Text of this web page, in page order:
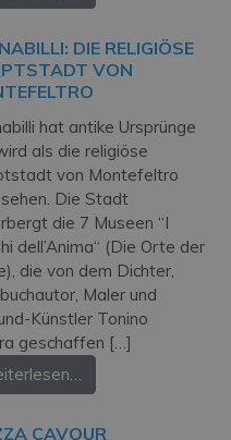
DIE RELIGIÖSE
VON
hat antike Ursprünge
als die religiöse
von Montefeltro
Die Stadt
die 7 Museen “I
dell’Anima“ (Die Orte der
die von dem Dichter,
Maler und
Künstler Tonino
geschaffen […]
CAVOUR